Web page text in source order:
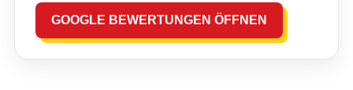
GOOGLE BEWERTUNGEN ÖFFNEN